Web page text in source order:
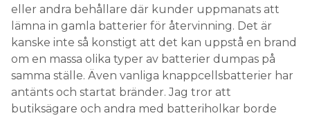
eller andra behållare där kunder uppmanats att
lämna in gamla batterier för återvinning. Det är
kanske inte så konstigt att det kan uppstå en brand
om en massa olika typer av batterier dumpas på
samma ställe. Även vanliga knappcellsbatterier har
antänts och startat bränder. Jag tror att
butiksägare och andra med batteriholkar borde